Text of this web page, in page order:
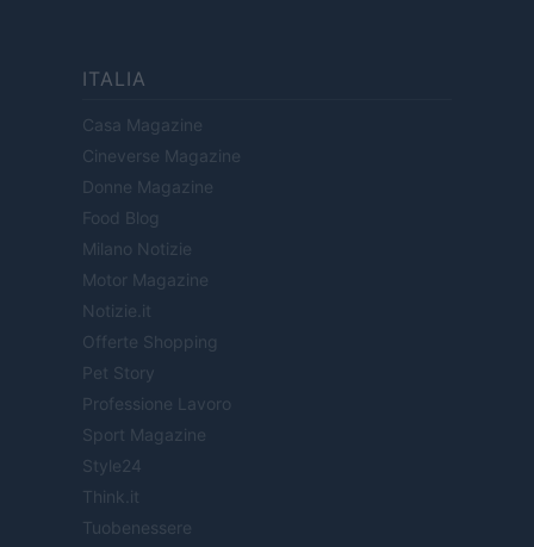
ITALIA
Casa Magazine
Cineverse Magazine
Donne Magazine
Food Blog
Milano Notizie
Motor Magazine
Notizie.it
Offerte Shopping
Pet Story
Professione Lavoro
Sport Magazine
Style24
Think.it
Tuobenessere